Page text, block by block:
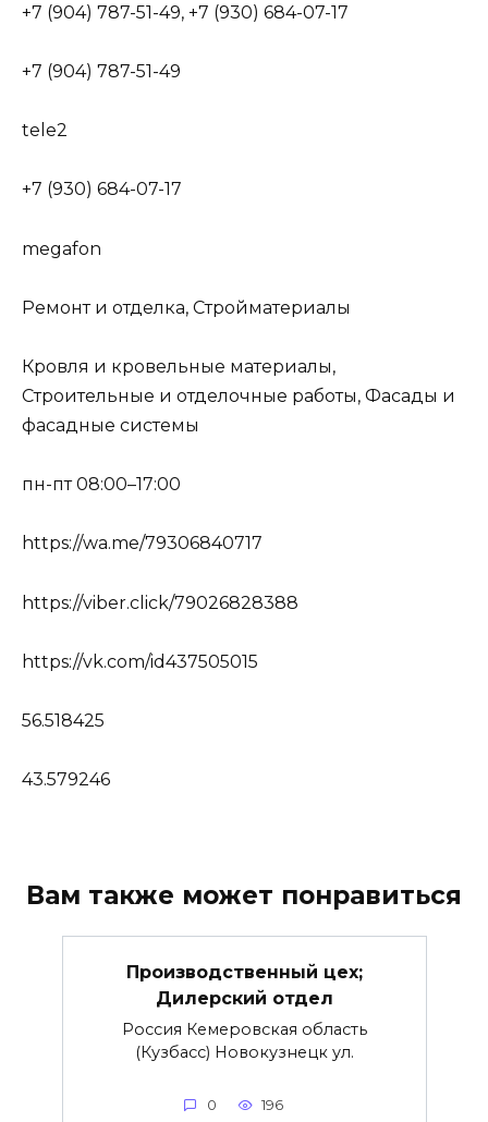
+7 (904) 787-51-49, +7 (930) 684-07-17
+7 (904) 787-51-49
tele2
+7 (930) 684-07-17
megafon
Ремонт и отделка, Стройматериалы
Кровля и кровельные материалы,
Строительные и отделочные работы, Фасады и
фасадные системы
пн-пт 08:00–17:00
https://wa.me/79306840717
https://viber.click/79026828388
https://vk.com/id437505015
56.518425
43.579246
Вам также может понравиться
Производственный цех;
Дилерский отдел
Россия Кемеровская область
(Кузбасс) Новокузнецк ул.
0 196